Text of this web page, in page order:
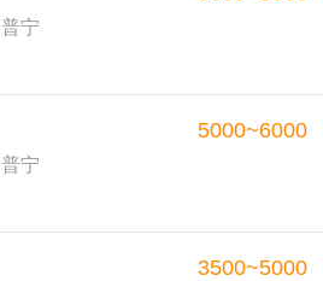
宁
宁
5000~6000
3500~5000